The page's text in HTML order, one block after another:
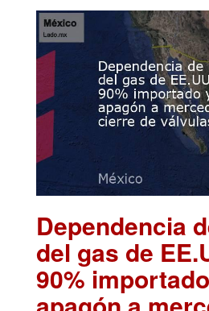
Dependencia
del gas de
90%